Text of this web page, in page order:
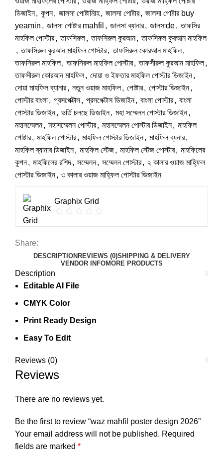
ডিজাইন, কুপন, জালসা পোষ্টামিাহ, জালসা পোষ্টার, জালসা পোষ্টার buy
yeamin , জালসা পোষ্টার mahfil , জালসা ব্যানার, জালসাde, তাফসির
মাহফিল পোস্টার, তাফসিরুল, তাফসিরুল কুরআন, তাফসিরুল কুরআন মাহফিল
, তাফসিরুল কুরআন মাহফিল পোস্টার, তাফসিরুল কোরআন মাহফিল,
তাফসিরুল মাহফিল, তাফসিরুল মাহফিল পোস্টার, তাফসীরুল কুরআন মাহফিল,
তাফসীরুল কোরআন মাহফিল, দোয়া ও ইফতার মাহফিল পোস্টার ডিজাইন,
দোয়া মাহফিল ব্যানার, নতুন ওয়াজ মাহফিল, পোষ্টার, পোস্টার ডিজাইন,
পোস্টার বাংলা, প্রসপেক্টাস, প্রসপেক্টাস ডিজাইন, বাংলা পোস্টার, বাংলা
পোস্টার ডিজাইন, ভর্তি চলছে ডিজাইন, মহা সম্মেলন পোস্টার ডিজাইন,
মহাসম্মেলন, মহাসম্মেলন পোস্টার, মহাসম্মেলন পোস্টার ডিজাইন, মাহফিল
পোষ্টার, মাহফিল পোস্টার, মাহফিল পোস্টার ডিজাইন, মাহফিল ব্যনার,
মাহফিল ব্যানার ডিজাইন, মাহফিল স্টেজ, মাহফিল স্টেজ পোস্টার, মাহফিলের
কূপন, মাহফিলের রশিদ, সম্মেলন, সম্মেলন পোস্টার, ২ কালার ওয়াজ মাহ্ফিল
পোস্টার ডিজাইন, ৩ কালার ওয়াজ মাহ্ফিল পোস্টার ডিজাইন
Graphix Grid
Share:
DESCRIPTIONREVIEWS (0)SHIPPING & DELIVERY
VENDOR INFOMORE PRODUCTS
Description
Editable AI File
CMYK Color
Print Ready Design
Easy To Edit
Reviews (0)
Reviews
There are no reviews yet.
Be the first to review “waz mahfil poster design 2026”
Your email address will not be published. Required
fields are marked *